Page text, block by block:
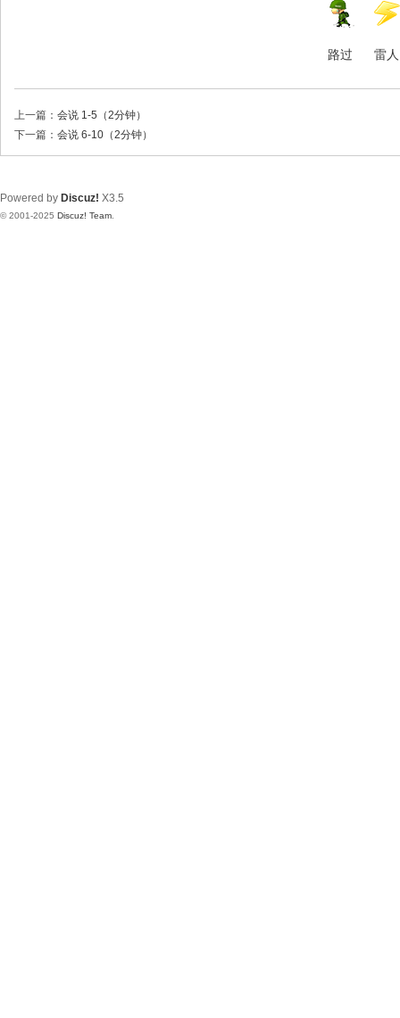
路过 雷人
上一篇： 会说 1-5（2分钟）
下一篇： 会说 6-10（2分钟）
Powered by Discuz! X3.5
© 2001-2025 Discuz! Team